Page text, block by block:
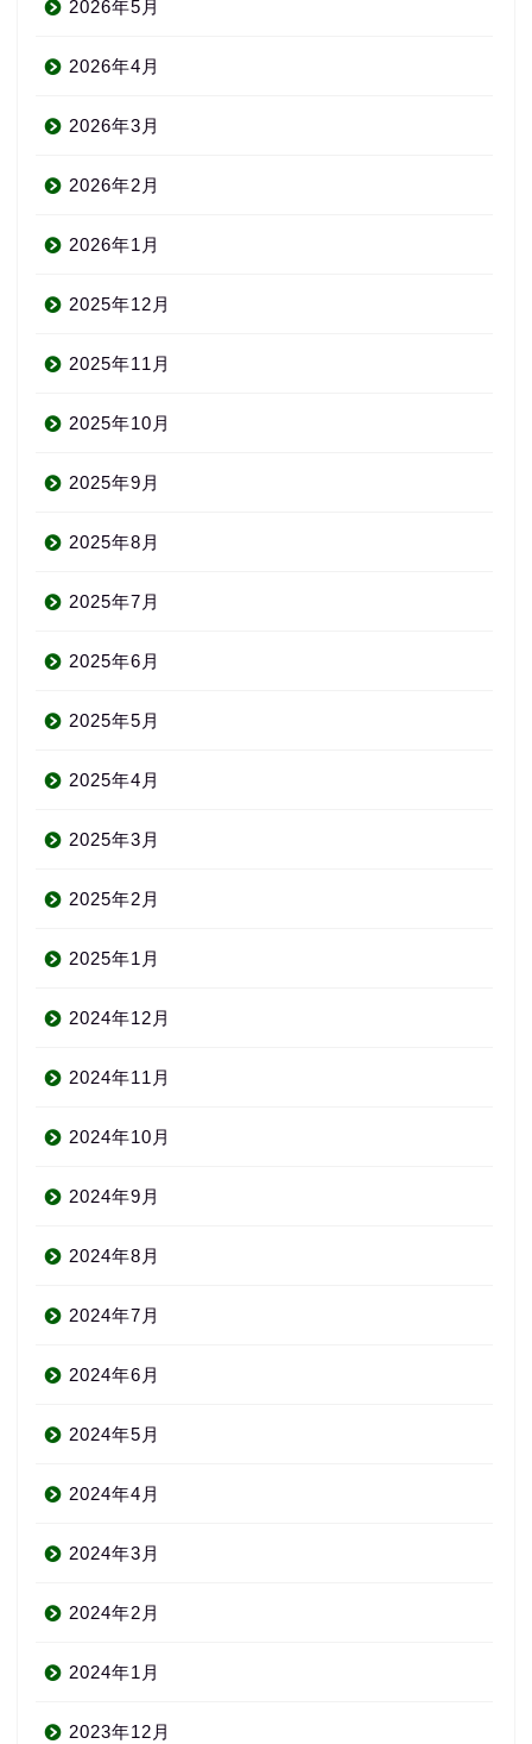
2026年5月
2026年4月
2026年3月
2026年2月
2026年1月
2025年12月
2025年11月
2025年10月
2025年9月
2025年8月
2025年7月
2025年6月
2025年5月
2025年4月
2025年3月
2025年2月
2025年1月
2024年12月
2024年11月
2024年10月
2024年9月
2024年8月
2024年7月
2024年6月
2024年5月
2024年4月
2024年3月
2024年2月
2024年1月
2023年12月